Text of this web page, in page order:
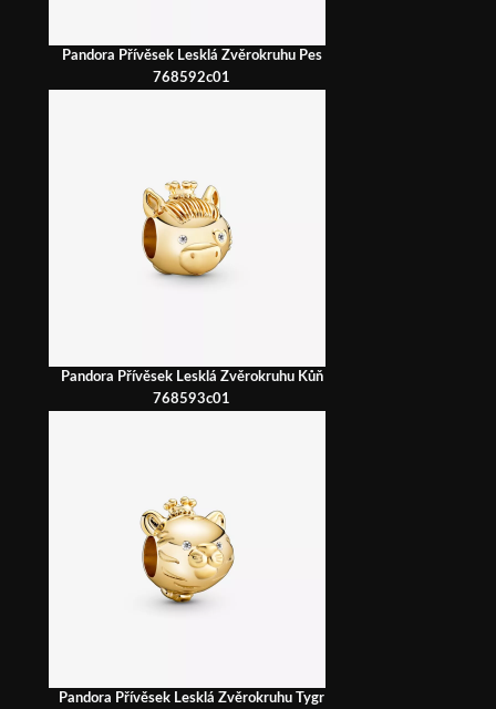
Pandora Přívěsek Lesklá Zvěrokruhu Pes
768592c01
Pandora Přívěsek Lesklá Zvěrokruhu Kůň
768593c01
Pandora Přívěsek Lesklá Zvěrokruhu Tygr